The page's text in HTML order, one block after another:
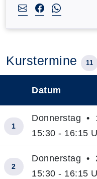
Kurstermine 11
Datum
1
Donnerstag •
15:30 - 16:15
2
Donnerstag •
15:30 - 16:15